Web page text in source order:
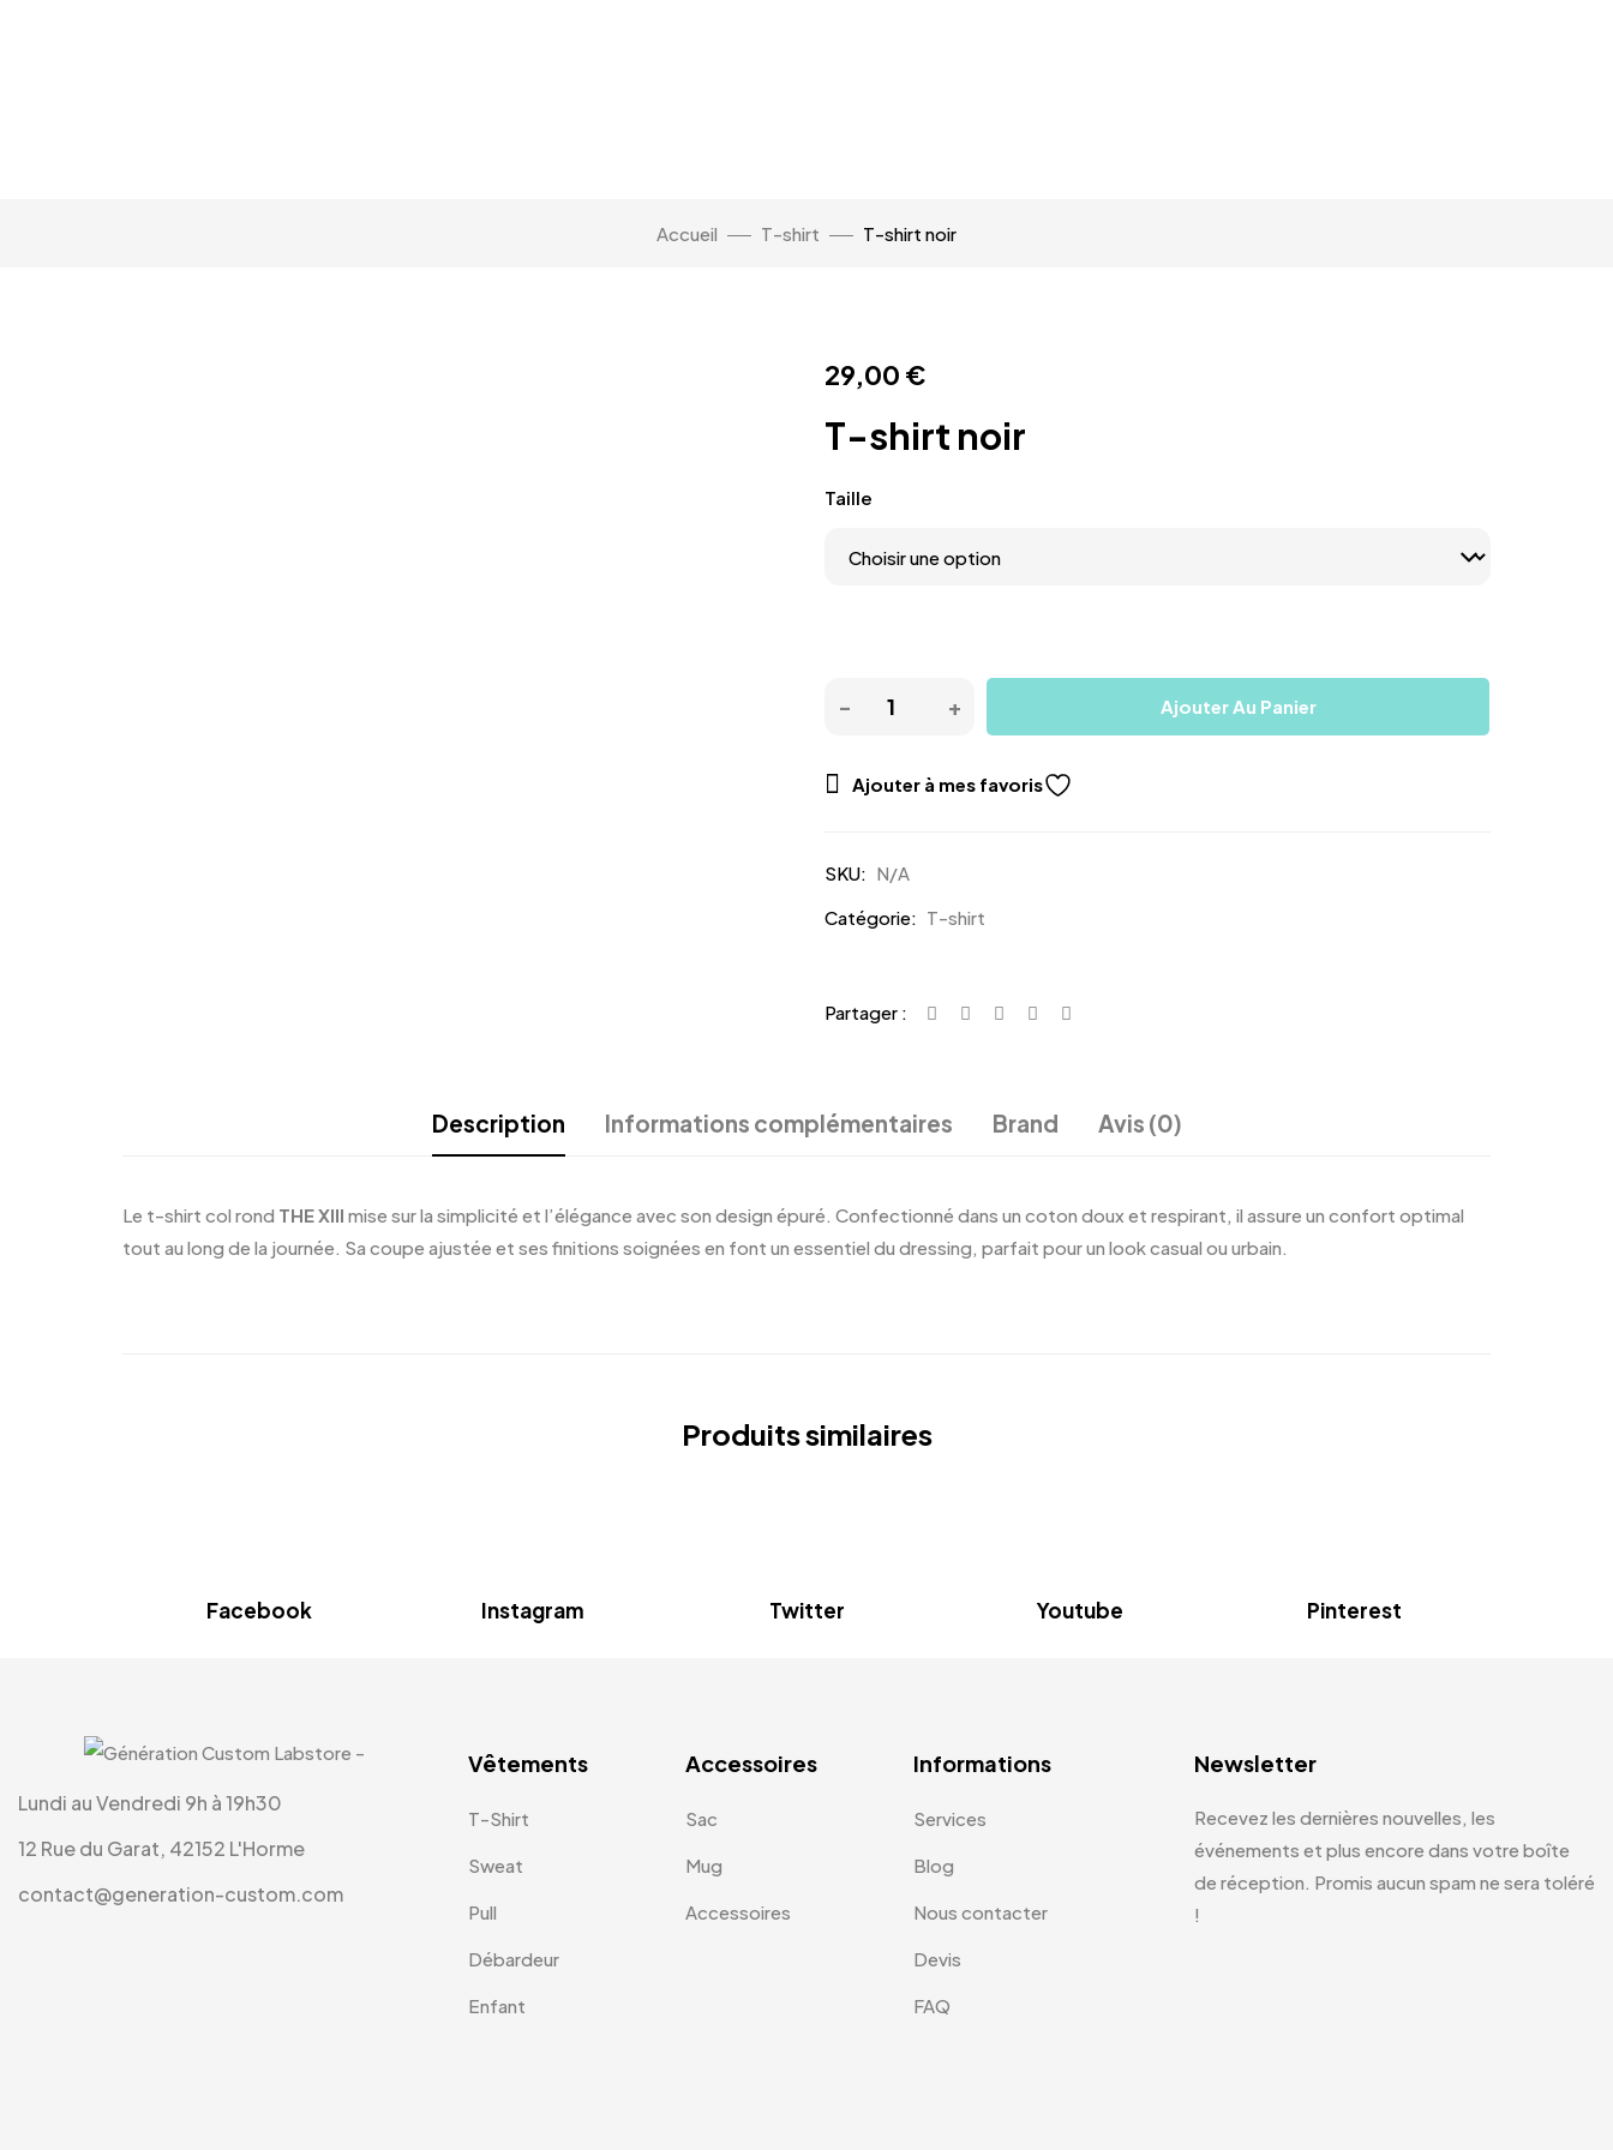
Accueil T-shirt T-shirt noir
29,00 €
T-shirt noir
Taille
Ajouter Au Panier
Ajouter à mes favoris
SKU: N/A
Catégorie: T-shirt
Partager :
Description Informations complémentaires Brand Avis (0)
Le t-shirt col rond THE XIII mise sur la simplicité et l’élégance avec son design épuré. Confectionné dans un coton doux et respirant, il assure un confort optimal
tout au long de la journée. Sa coupe ajustée et ses finitions soignées en font un essentiel du dressing, parfait pour un look casual ou urbain.
Produits similaires
Facebook Instagram Twitter Youtube Pinterest
Lundi au Vendredi 9h à 19h30
12 Rue du Garat, 42152 L'Horme
contact@generation-custom.com
Vêtements
T-Shirt
Sweat
Pull
Débardeur
Enfant
Accessoires
Sac
Mug
Accessoires
Informations
Services
Blog
Nous contacter
Devis
FAQ
Newsletter
Recevez les dernières nouvelles, les
événements et plus encore dans votre boîte
de réception. Promis aucun spam ne sera toléré
!